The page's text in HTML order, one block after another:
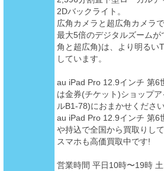
2Dバックライト。
広角カメラと超広角カメラ
最大5倍のデジタルズーム
角と超広角)は、より明るい
しています。
au iPad Pro 12.9インチ 第6
は金券(チケット)ショップ
ルB1-78)におまかせくださ
au iPad Pro 12.9インチ 第6
や持込で全国から買取りし
スマホも高価買取中です!
営業時間 平日10時〜19時